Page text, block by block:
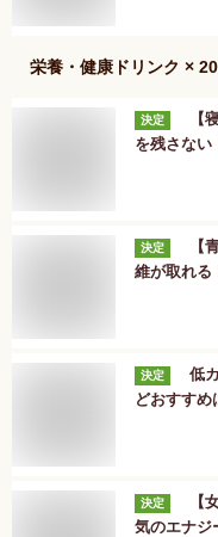
栄養・健康ドリンク ×
決定
【
を残さない
決定
【
維が取れる
決定
低
どおすすめ
決定
【
気のエナジ